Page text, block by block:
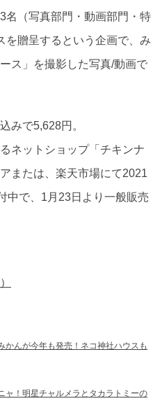
名（写真部門・動画部門・特
を贈呈するという企画で、み
ス」を撮影した写真/動画で
みで5,628円。
ネットショップ「チキンナ
または、楽天市場にて2021
中で、1月23日より一般販売
かんが今年も発売！ネコ神社ハウスも
ャ！明星チャルメラとタカラトミーの